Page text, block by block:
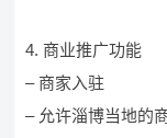
4. 商业推广功能
– 商家入驻
– 允许淄博当地的